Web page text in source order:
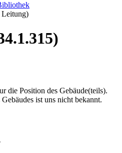
Leitung)
die Position des Gebäude(teils).
ist uns nicht bekannt.